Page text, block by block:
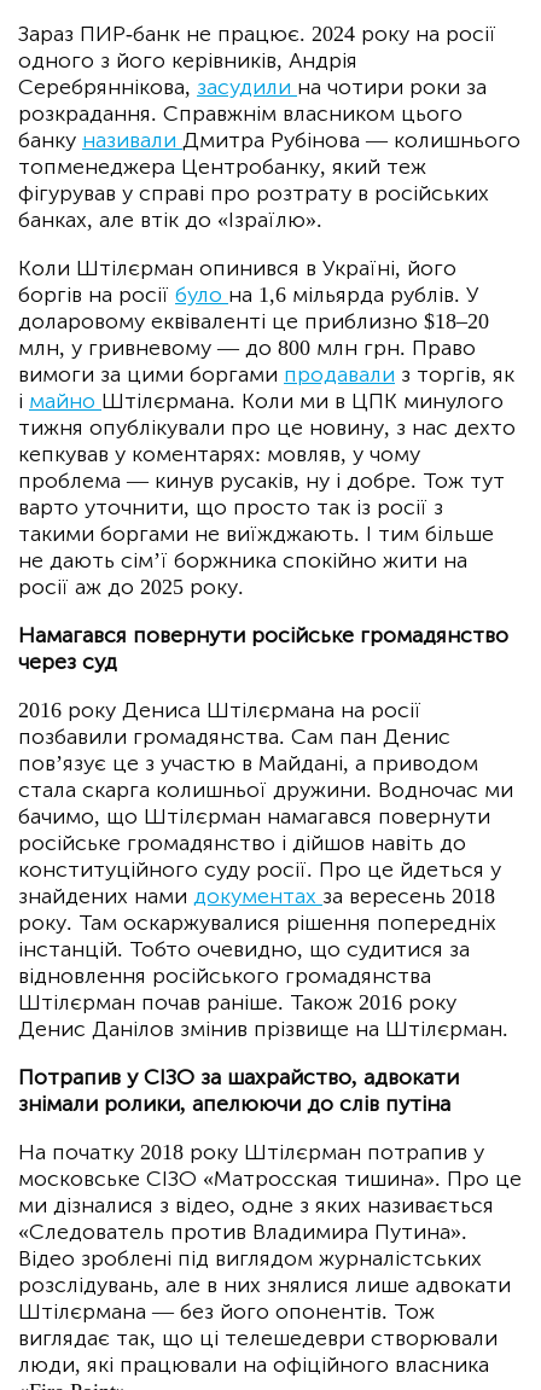
Зараз ПИР-банк не працює. 2024 року на росії
одного з його керівників, Андрія
Серебряннікова, засудили на чотири роки за
розкрадання. Справжнім власником цього
банку називали Дмитра Рубінова — колишнього
топменеджера Центробанку, який теж
фігурував у справі про розтрату в російських
банках, але втік до «Ізраїлю».
Коли Штілєрман опинився в Україні, його
боргів на росії було на 1,6 мільярда рублів. У
доларовому еквіваленті це приблизно $18–20
млн, у гривневому — до 800 млн грн. Право
вимоги за цими боргами продавали з торгів, як
і майно Штілєрмана. Коли ми в ЦПК минулого
тижня опублікували про це новину, з нас дехто
кепкував у коментарях: мовляв, у чому
проблема — кинув русаків, ну і добре. Тож тут
варто уточнити, що просто так із росії з
такими боргами не виїжджають. І тим більше
не дають сім’ї боржника спокійно жити на
росії аж до 2025 року.
Намагався повернути російське громадянство
через суд
2016 року Дениса Штілєрмана на росії
позбавили громадянства. Сам пан Денис
пов’язує це з участю в Майдані, а приводом
стала скарга колишньої дружини. Водночас ми
бачимо, що Штілєрман намагався повернути
російське громадянство і дійшов навіть до
конституційного суду росії. Про це йдеться у
знайдених нами документах за вересень 2018
року. Там оскаржувалися рішення попередніх
інстанцій. Тобто очевидно, що судитися за
відновлення російського громадянства
Штілєрман почав раніше. Також 2016 року
Денис Данілов змінив прізвище на Штілєрман.
Потрапив у СІЗО за шахрайство, адвокати
знімали ролики, апелюючи до слів путіна
На початку 2018 року Штілєрман потрапив у
московське СІЗО «Матросская тишина». Про це
ми дізналися з відео, одне з яких називається
«Следователь против Владимира Путина».
Відео зроблені під виглядом журналістських
розслідувань, але в них знялися лише адвокати
Штілєрмана — без його опонентів. Тож
виглядає так, що ці телешедеври створювали
люди, які працювали на офіційного власника